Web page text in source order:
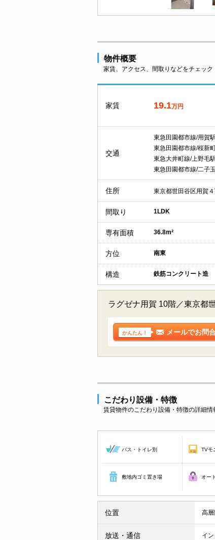
物件概要
家賃、アクセス、間取りなどをチェック
家賃 19.1万円
交通
東急田園都市線/用賀駅
東急田園都市線/桜新
東急大井町線/上野毛駅
東急田園都市線/二子
住所 東京都世田谷区用賀４
間取り 1LDK
専有面積 36.8m²
方位 南東
構造 鉄筋コンクリート造
ラグゼナ用賀 10階／東京都
かんたん！ メールでお問
こだわり設備・特徴
賃貸物件のこだわり設備・特徴の詳細情
バス・トイレ別 TVモ
敷地内ゴミ置き場 オー
位置 高層
放送・通信 イ